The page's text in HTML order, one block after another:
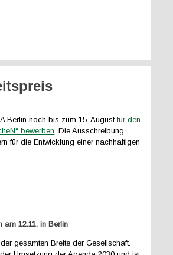
Berlin noch bis zum 15. Augustfür den
bewerben. Die Ausschreibung
für die Entwicklung einer nachhaltigen
am 12.11. in Berlin
gesamten Breite der Gesellschaft.